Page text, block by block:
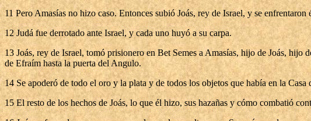
11 Pero Amasías no hizo caso. Entonces subió Joás, rey de Israel, y se
12 Judá fue derrotado ante Israel, y cada uno huyó a su carpa.
13 Joás, rey de Israel, tomó prisionero en Bet Semes a Amasías, hijo de Joás, hijo
de Efraím hasta la puerta del Angulo.
14 Se apoderó de todo el oro y la plata y de todos los objetos que había en la
15 El resto de los hechos de Joás, lo que él hizo, sus hazañas y cómo combatió